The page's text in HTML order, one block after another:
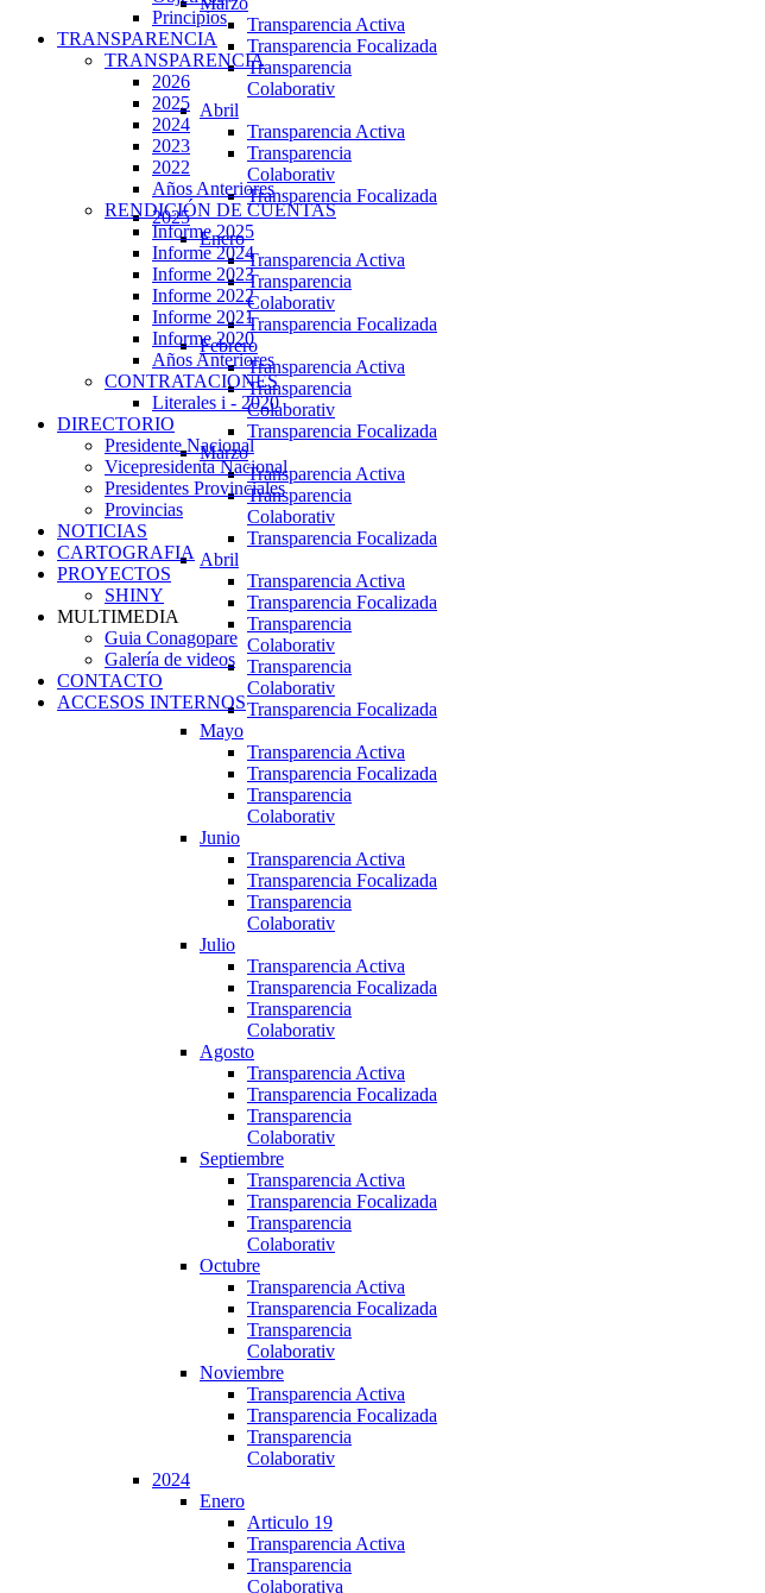
Transparencia Activa
Transparencia Focalizada
Transparencia
Colaborativ
Abril
Transparencia Activa
Transparencia
Colaborativ
Transparencia Focalizada
2025
Enero
Transparencia Activa
Transparencia
Colaborativ
Transparencia Focalizada
Febrero
Transparencia Activa
Transparencia
Colaborativ
Transparencia Focalizada
Marzo
Transparencia Activa
Transparencia
Colaborativ
Transparencia Focalizada
Abril
Transparencia Activa
Transparencia Focalizada
Transparencia
Colaborativ
Transparencia
Colaborativ
Transparencia Focalizada
Mayo
Transparencia Activa
Transparencia Focalizada
Transparencia
Colaborativ
Junio
Transparencia Activa
Transparencia Focalizada
Transparencia
Colaborativ
Julio
Transparencia Activa
Transparencia Focalizada
Transparencia
Colaborativ
Agosto
Transparencia Activa
Transparencia Focalizada
Transparencia
Colaborativ
Septiembre
Transparencia Activa
Transparencia Focalizada
Transparencia
Colaborativ
Octubre
Transparencia Activa
Transparencia Focalizada
Transparencia
Colaborativ
Noviembre
Transparencia Activa
Transparencia Focalizada
Transparencia
Colaborativ
2024
Enero
Articulo 19
Transparencia Activa
Transparencia
Colaborativa
Principios
TRANSPARENCIA
TRANSPARENCIA
2026
2025
2024
2023
2022
Años Anteriores
RENDICIÓN DE CUENTAS
Informe 2025
Informe 2024
Informe 2023
Informe 2022
Informe 2021
Informe 2020
Años Anteriores
CONTRATACIONES
Literales i - 2020
DIRECTORIO
Presidente Nacional
Vicepresidenta Nacional
Presidentes Provinciales
Provincias
NOTICIAS
CARTOGRAFIA
PROYECTOS
SHINY
MULTIMEDIA
Guia Conagopare
Galería de videos
CONTACTO
ACCESOS INTERNOS